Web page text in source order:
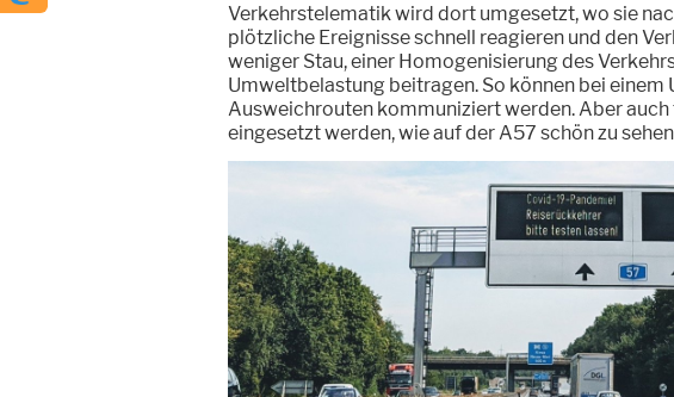
Verkehrstelematik wird dort umgesetzt, wo sie
plötzliche Ereignisse schnell reagieren und den
weniger Stau, einer Homogenisierung des
Umweltbelastung beitragen. So können bei
Ausweichrouten kommuniziert werden. Aber
eingesetzt werden, wie auf der A57 schön zu